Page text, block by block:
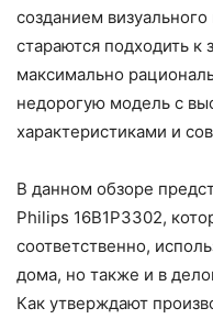
созданием
стараются подходить к
максимально
недорогую модель с
характеристиками и
В данном обзоре
Philips 16B1P3302,
соответственно,
дома, но также и в
Как утверждают